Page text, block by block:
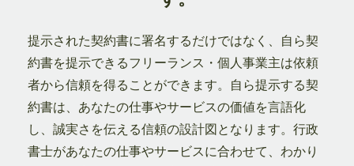
提示された契約書に署名するだけではなく、自ら契
約書を提示できるフリーランス・個人事業主は依頼
者から信頼を得ることができます。自ら提示する契
約書は、あなたの仕事やサービスの価値を言語化
し、誠実さを伝える信頼の設計図となります。行政
書士があなたの仕事やサービスに合わせて、わかり